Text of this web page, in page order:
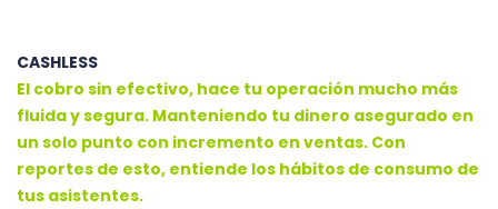
CASHLESS
El cobro sin efectivo, hace tu operación mucho más
fluida y segura. Manteniendo tu dinero asegurado en
un solo punto con incremento en ventas. Con
reportes de esto, entiende los hábitos de consumo de
tus asistentes.